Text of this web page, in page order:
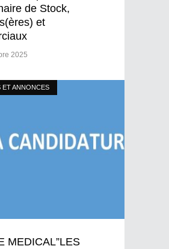
de Stock,
et
2025
ET ANNONCES
MEDICAL”LES